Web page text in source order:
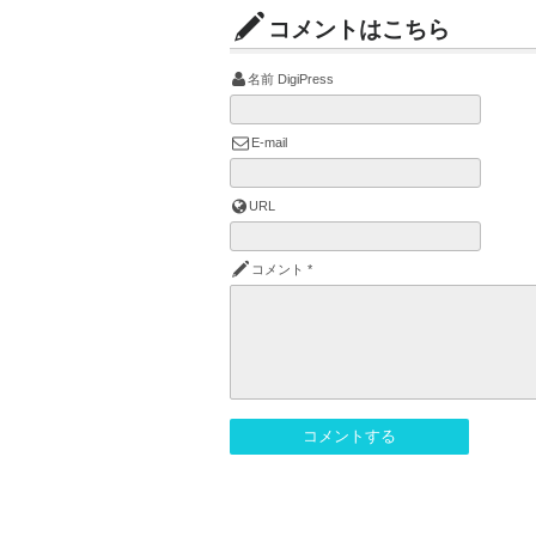
コメントはこちら
名前 DigiPress
E-mail
URL
コメント *